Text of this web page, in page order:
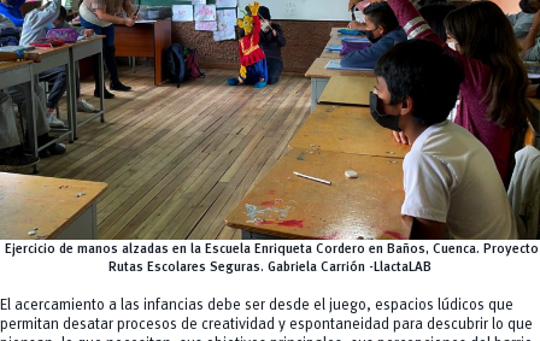
Ejercicio de manos alzadas en la Escuela Enriqueta Cordero en Baños, Cuenca. Proyecto
Rutas Escolares Seguras. Gabriela Carrión -LlactaLAB
El acercamiento a las infancias debe ser desde el juego, espacios lúdicos que
permitan desatar procesos de creatividad y espontaneidad para descubrir lo que